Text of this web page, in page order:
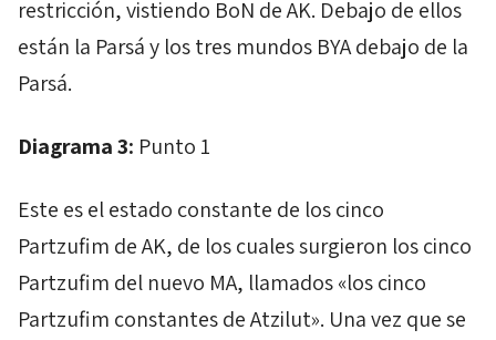
restricción, vistiendo BoN deAK. Debajo de ellos
están la Parsáy los tres mundos BYAdebajo de la
Parsá.
Diagrama 3: Punto 1
Este es el estado constante de los cinco
Partzufim deAK, de los cuales surgieron los cinco
Partzufim del nuevo MA, llamados «los cinco
Partzufim constantes deAtzilut». Una vez que se